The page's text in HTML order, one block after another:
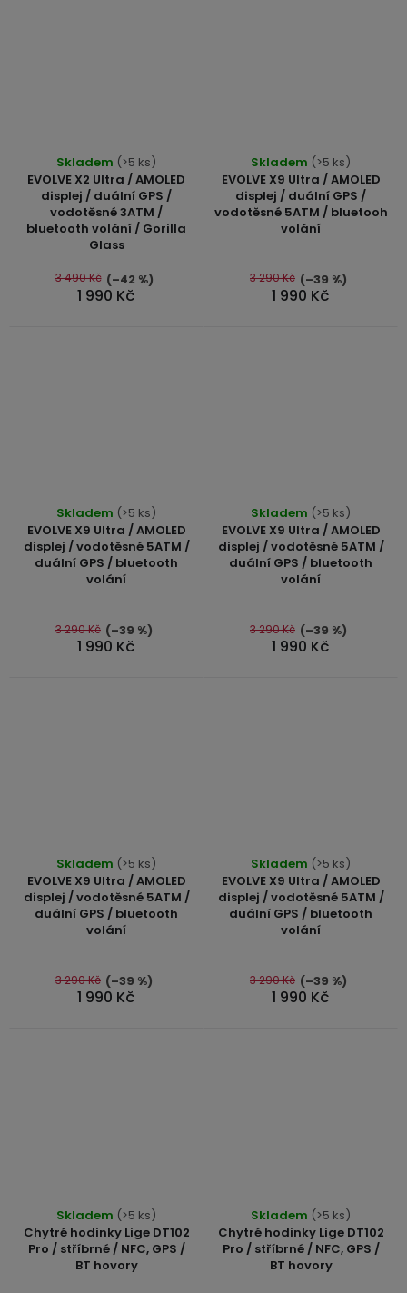
EVOLVE X2 Ultra / AMOLED
displej / duální GPS /
vodotěsné 3ATM /
bluetooth volání / Gorilla
Glass
hodnocení
produktu
je
5,0
5
hvězdiček.
Skladem (>5 ks)
1 990 Kč
3 490 Kč (–42 %)
EVOLVE X9 Ultra / AMOLED
displej / duální GPS /
vodotěsné 5ATM / bluetooh
volání
hodnocení
produktu
je
5,0
5
hvězdiček.
Skladem (>5 ks)
1 990 Kč
3 290 Kč (–39 %)
EVOLVE X9 Ultra / AMOLED
displej / vodotěsné 5ATM /
duální GPS / bluetooth
volání
hodnocení
produktu
je
5,0
5
hvězdiček.
Skladem (>5 ks)
1 990 Kč
3 290 Kč (–39 %)
EVOLVE X9 Ultra / AMOLED
displej / vodotěsné 5ATM /
duální GPS / bluetooth
volání
Skladem (>5 ks)
1 990 Kč
3 290 Kč (–39 %)
EVOLVE X9 Ultra / AMOLED
displej / vodotěsné 5ATM /
duální GPS / bluetooth
volání
hodnocení
produktu
je
4,8
5
hvězdiček.
Skladem (>5 ks)
1 990 Kč
3 290 Kč (–39 %)
EVOLVE X9 Ultra / AMOLED
displej / vodotěsné 5ATM /
duální GPS / bluetooth
volání
hodnocení
produktu
je
4,9
5
hvězdiček.
Skladem (>5 ks)
1 990 Kč
3 290 Kč (–39 %)
Chytré hodinky Lige DT102
Pro / stříbrné / NFC, GPS /
BT hovory
Skladem (>5 ks)
Chytré hodinky Lige DT102
Pro / stříbrné / NFC, GPS /
BT hovory
hodnocení
produktu
je
Skladem (>5 ks)